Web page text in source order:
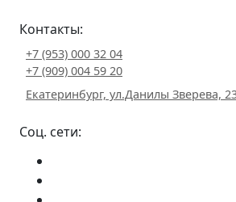
Контакты:
+7 (953) 000 32 04
+7 (909) 004 59 20
Екатеринбург, ул.Данилы Зверева,
Соц. сети: